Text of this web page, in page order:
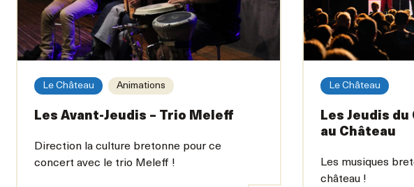
Le Château Animations
Les Avant-Jeudis – Trio Meleff
Direction la culture bretonne pour ce
concert avec le trio Meleff !
Le Château
Les Jeudis du
au Château
Les musiques
château !